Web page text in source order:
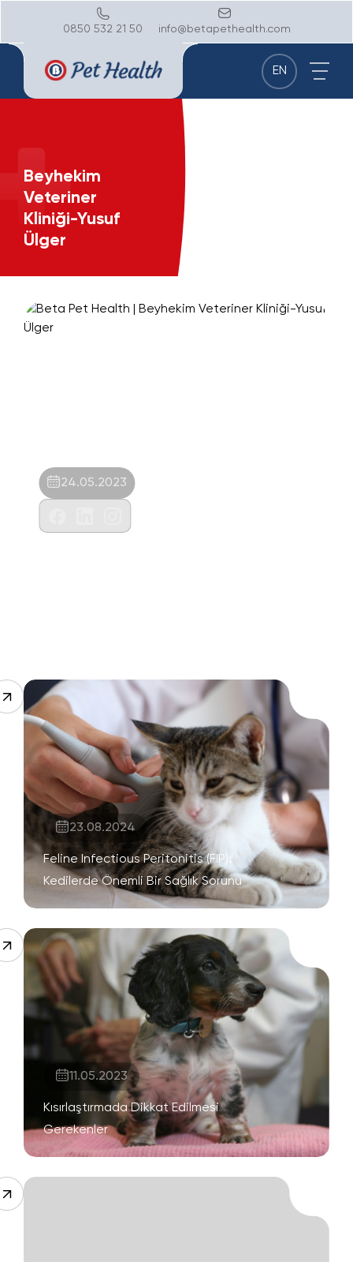
0850 532 21 50 info@betapethealth.com
EN
Beyhekim
Veteriner
Kliniği-Yusuf
Ülger
24.05.2023
23.08.2024
Feline Infectious Peritonitis (FIP):
Kedilerde Önemli Bir Sağlık Sorunu
11.05.2023
Kısırlaştırmada Dikkat Edilmesi
Gerekenler